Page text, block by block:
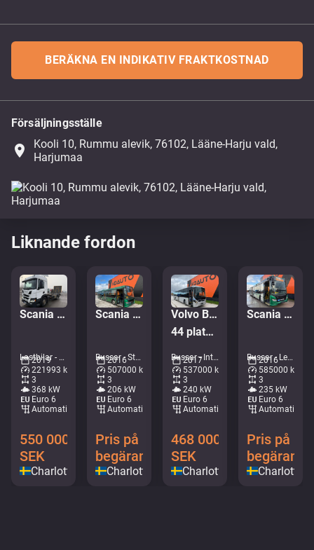
BERÄKNA EN INDIKATIV FRAKTKOSTNAD
Försäljningsställe
place
Kooli 10, Rummu alevik, 76102, Lääne-Harju vald,
Harjumaa
Liknande fordon
Scania P 500 6x2*4
Lastbilar - Chassi • M028-1394
2019
221993 km
3
368 kW
Euro 6
Automatisk
550 000
SEK
Charlottenberg
Scania K280 Citywide LE 6x2*4
Bussar - Stadsbuss • M227-1825
2016
507000 km
3
206 kW
Euro 6
Automatisk
Pris på
begäran
Charlottenberg
Volvo B8R 8900 LE 6x2*4
44 platser + 53 stående / AC
Bussar - Intercitybuss • M183-8892
2017
537000 km
3
240 kW
Euro 6
Automatisk
468 000
SEK
Charlottenberg
Scania K320 Citywide
Bussar - Ledbuss • M079-2348
2016
585000 km
3
235 kW
Euro 6
Automatisk
Pris på
begäran